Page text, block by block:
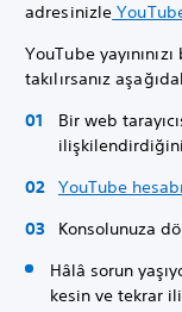
adresinizle
YouTube
takılırsanız
Bir web
YouTube
Konsolunuza
Hâlâ sorun
kesin ve tekrar